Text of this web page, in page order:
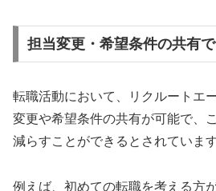
担当変更・希望条件の共有
転職活動において、リクルートエ
変更や希望条件の共有が可能で、
減らすことができるとされています
例えば、初めての転職を考える方